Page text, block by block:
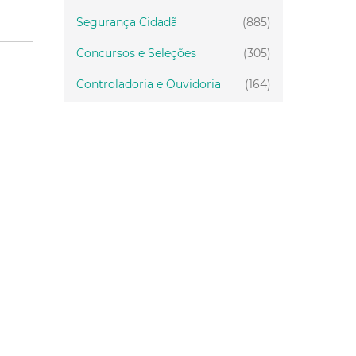
(885)
Segurança Cidadã
(305)
Concursos e Seleções
(164)
Controladoria e Ouvidoria